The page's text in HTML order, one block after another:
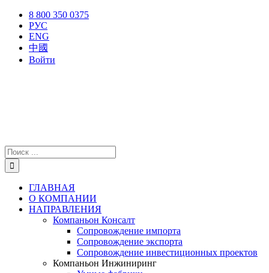
Skip
content
Facebook
YouTube
Instagram8 800 350 0375
РУС
ENG
中國
Войти
Результат
поиска:
ГЛАВНАЯ
О КОМПАНИИ
НАПРАВЛЕНИЯ
Компаньон Консалт
Сопровождение импорта
Сопровождение экспорта
Сопровождение инвестиционных проектов
Компаньон Инжиниринг